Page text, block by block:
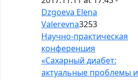
Dzgoeva Elena
Valerevna3253
Научно-практическая
конференция
«Сахарный диабет:
актуальные проблемы и